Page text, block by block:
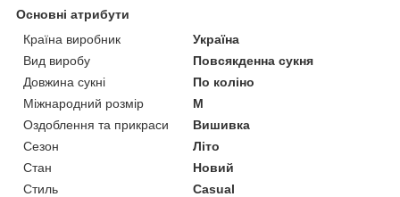
Основні атрибути
Країна виробник
Україна
Вид виробу
Повсякденна сукня
Довжина сукні
По коліно
Міжнародний розмір
M
Оздоблення та прикраси
Вишивка
Сезон
Літо
Стан
Новий
Стиль
Casual